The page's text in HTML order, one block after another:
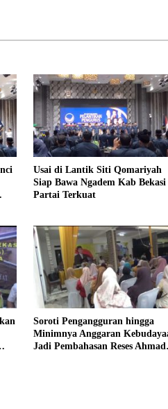
Usai di Lantik Siti Qomariyah
Siap Bawa Ngadem Kab Bekasi
Partai Terkuat
Soroti Pengangguran hingga
Minimnya Anggaran
Jadi Pembahasan Reses Ahmad